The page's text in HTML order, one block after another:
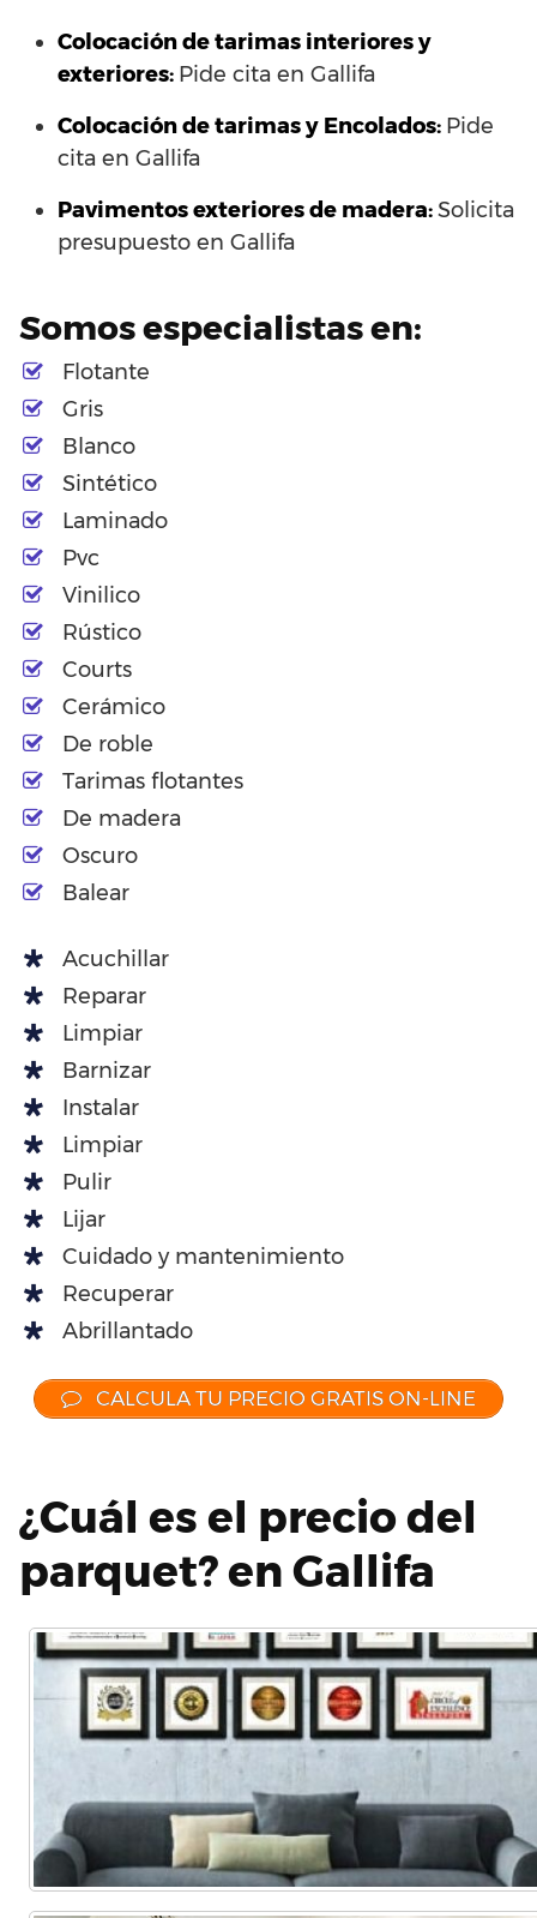
Colocación de tarimas interiores y
exteriores: Pide cita en Gallifa
Colocación de tarimas y Encolados: Pide
cita en Gallifa
Pavimentos exteriores de madera:Solicita
presupuesto en Gallifa
Somos especialistas en:
Flotante
Gris
Blanco
Sintético
Laminado
Pvc
Vinilico
Rústico
Courts
Cerámico
De roble
Tarimas flotantes
De madera
Oscuro
Balear
Acuchillar
Reparar
Limpiar
Barnizar
Instalar
Limpiar
Pulir
Lijar
Cuidado y mantenimiento
Recuperar
Abrillantado
CALCULA TU PRECIO GRATIS ON-LINE
¿Cuál es el precio del
parquet? en Gallifa